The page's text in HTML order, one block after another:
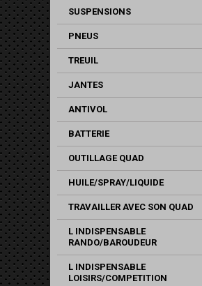
SUSPENSIONS
PNEUS
TREUIL
JANTES
ANTIVOL
BATTERIE
OUTILLAGE QUAD
HUILE/SPRAY/LIQUIDE
TRAVAILLER AVEC SON QUAD
L INDISPENSABLE
RANDO/BAROUDEUR
L INDISPENSABLE
LOISIRS/COMPETITION